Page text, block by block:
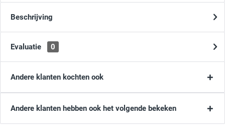
Beschrijving
Evaluatie 0
Andere klanten kochten ook
Andere klanten hebben ook het volgende bekeken